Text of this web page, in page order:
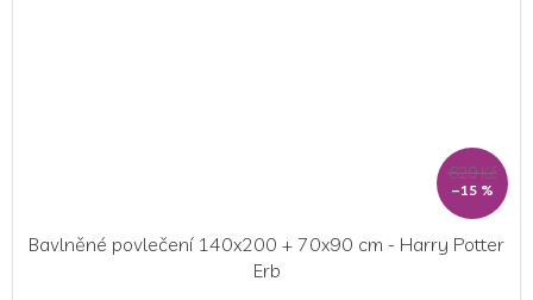
629 Kč
–15 %
Bavlněné povlečení 140x200 + 70x90 cm - Harry Potter
Erb